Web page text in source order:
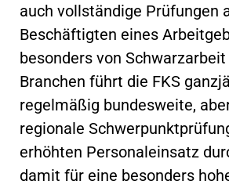
auch vollständige Prüfungen
Beschäftigten eines
besonders von
Branchen führt die FKS
regelmäßig bundesweite,
regionale
erhöhten Personaleinsatz
damit für eine besonders